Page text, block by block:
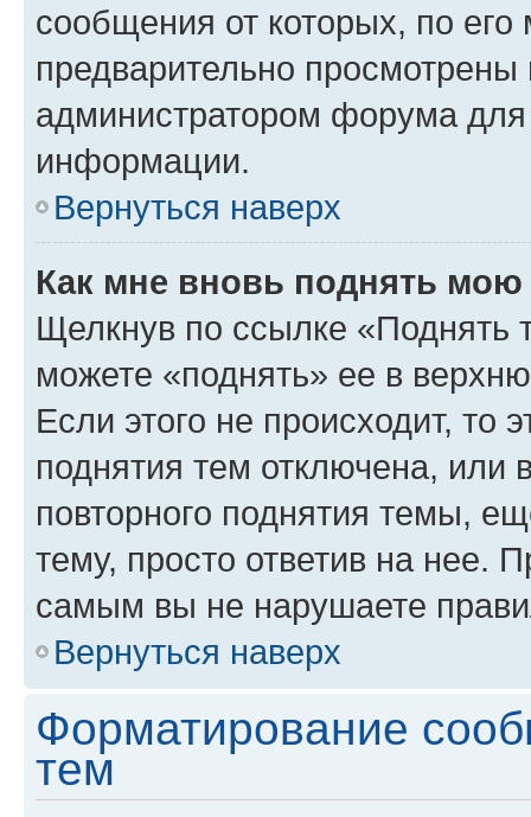
сообщения от которых, по
предварительно
администратором форума
информации.
Вернуться наверх
Как мне вновь поднять мою
Щелкнув по ссылке «Поднять
можете «поднять» ее в
Если этого не происходит, то
поднятия тем отключена, или
повторного поднятия темы,
тему, просто ответив на нее.
самым вы не нарушаете
Вернуться наверх
Форматирование
тем